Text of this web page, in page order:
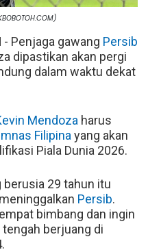
- Penjaga gawang Persib
dipastikan akan pergi
dalam waktu dekat
Mendoza harus
Filipina yang akan
Piala Dunia 2026.
29 tahun itu
Persib.
bimbang dan ingin
tengah berjuang di